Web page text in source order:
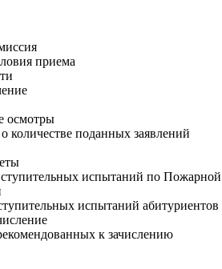
приема
осмотры
количестве поданных заявлений
испытаний по Пожарной
испытаний абитуриентов
к зачислению